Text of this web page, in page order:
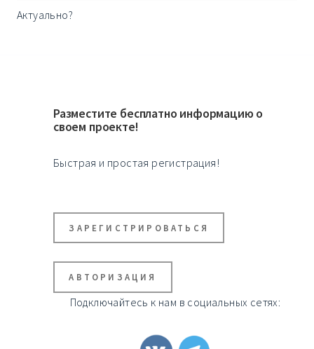
Актуально?
Разместите бесплатно информацию о
своем проекте!
Быстрая и простая регистрация!
ЗАРЕГИСТРИРОВАТЬСЯ
АВТОРИЗАЦИЯ
Подключайтесь к нам в социальных сетях: